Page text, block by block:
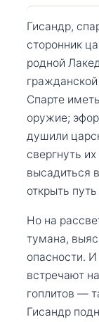
Гисандр,
сторонник
родной
Спарте
оружие;
душили
свергнуть
высадиться
открыть
Но на
тумана,
опасности.
встречают
гоплитов —
Гисандр